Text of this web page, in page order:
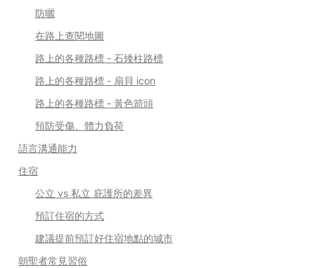
防曬
在路上查閱地圖
路上的各種路標 - 石矮柱路標
路上的各種路標 - 扇貝 icon
路上的各種路標 - 黃色箭頭
預防受傷、體力負荷
語言溝通能力
住宿
公立 vs 私立 庇護所的差異
預訂住宿的方式
建議提前預訂好住宿地點的城市
朝聖者常見習俗